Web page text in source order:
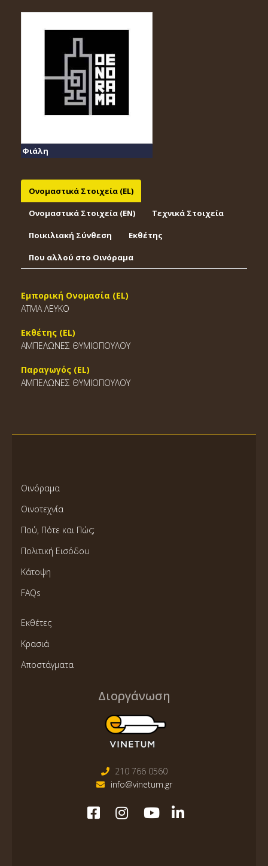
Φιάλη
Ονομαστικά Στοιχεία (EL)
Ονομαστικά Στοιχεία (EΝ) Τεχνικά Στοιχεία
Ποικιλιακή Σύνθεση Εκθέτης
Που αλλού στο Οινόραμα
Εμπορική Ονομασία (EL)
ATMA ΛΕΥΚΟ
Εκθέτης (EL)
ΑΜΠΕΛΩΝΕΣ ΘΥΜΙΟΠΟΥΛΟΥ
Παραγωγός (EL)
ΑΜΠΕΛΩΝΕΣ ΘΥΜΙΟΠΟΥΛΟΥ
Οινόραμα
Οινοτεχνία
Πού, Πότε και Πώς;
Πολιτική Εισόδου
Κάτοψη
FAQs
Εκθέτες
Κρασιά
Αποστάγματα
Διοργάνωση
210 766 0560
info@vinetum.gr